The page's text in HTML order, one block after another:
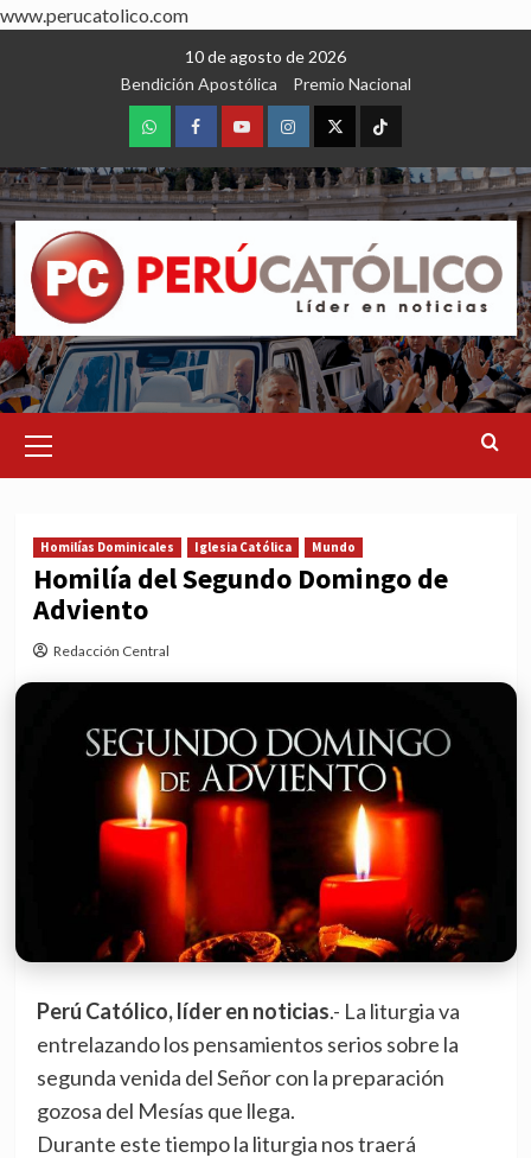
www.perucatolico.com
10 de agosto de 2026
Bendición Apostólica
Premio Nacional
WhatsAppFacebookYoutubeInstagram
X TikTok
Menu
Homilías Dominicales Iglesia Católica Mundo
Homilía del Segundo Domingo de
Adviento
Redacción Central
Perú Católico, líder en noticias.- La liturgia va
entrelazando los pensamientos serios sobre la
segunda venida del Señor con la preparación
gozosa del Mesías que llega.
Durante este tiempo la liturgia nos traerá